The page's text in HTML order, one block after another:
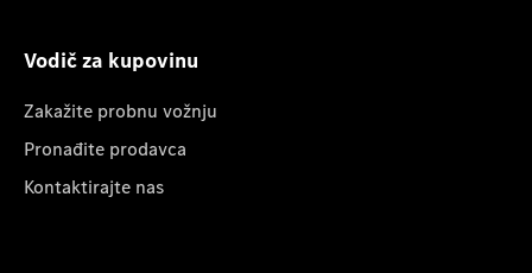
Vodič za kupovinu
Zakažite probnu vožnju
Pronađite prodavca
Kontaktirajte nas